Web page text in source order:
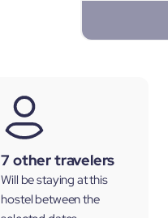
7 other travelers
Will be staying at this
hostel between the